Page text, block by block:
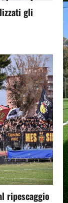
gli
ripescaggio